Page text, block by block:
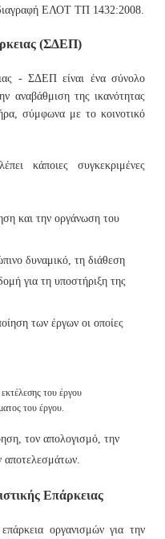
ΕΛΟΤ ΤΠ 1432:2008.
(ΣΔΕΠ)
- ΣΔΕΠ είναι ένα σύνολο
αναβάθμιση της ικανότητας
σύμφωνα με το κοινοτικό
κάποιες συγκεκριμένες
και την οργάνωση του
δυναμικό, τη διάθεση
για τη υποστήριξη της
των έργων οι οποίες
του έργου
του έργου.
τον απολογισμό, την
αποτελεσμάτων.
Επάρκειας
οργανισμών για την